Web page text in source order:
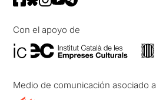
Con el apoyo de
Medio de comunicación asociado a